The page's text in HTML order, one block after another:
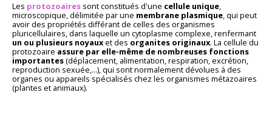
Les protozoaires sont constitués d'une cellule unique,
microscopique, délimitée par une membrane plasmique, qui peut
avoir des propriétés différant de celles des organismes
pluricellulaires, dans laquelle un cytoplasme complexe, renfermant
un ou plusieurs noyauxet des organites originaux. La cellule du
protozoaire assure par elle-même de nombreuses fonctions
importantes(déplacement, alimentation, respiration, excrétion,
reproduction sexuée,...), qui sont normalement dévolues à des
organes ou appareils spécialisés chez les organismes métazoaires
(plantes et animaux).